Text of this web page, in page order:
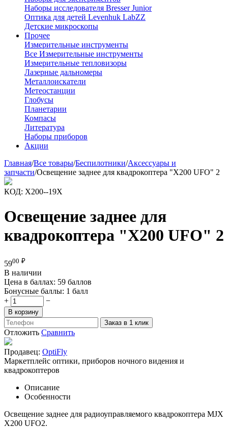
Наборы исследователя Bresser Junior
Оптика для детей Levenhuk LabZZ
Детские микроскопы
Прочее
Измерительные инструменты
Все Измерительные инструменты
Измерительные тепловизоры
Лазерные дальномеры
Металлоискатели
Метеостанции
Глобусы
Планетарии
Компасы
Литература
Наборы приборов
Акции
Главная/Все товары/Беспилотники/Аксессуары и
запчасти/Освещение заднее для квадрокоптера "Х200 UFO" 2
КОД: Х200--19Х
Освещение заднее для
квадрокоптера "Х200 UFO" 2
5900 ₽
В наличии
Цена в баллах: 59 баллов
Бонусные баллы: 1 балл
+
−
В корзину
Заказ в 1 клик
Отложить Сравнить
Продавец: OptiFly
Маркетплейс оптики, приборов ночного видения и
квадрокоптеров
Описание
Особенности
Освещение заднее для радиоуправляемого квадрокоптера MJX
Х200 UFO2.